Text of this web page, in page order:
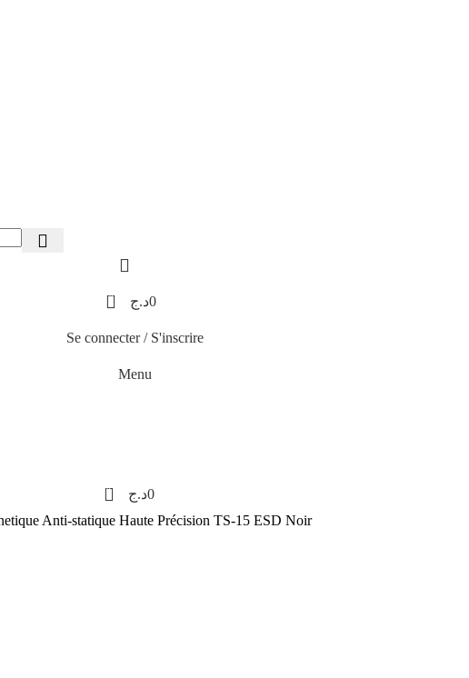
0 0د.ج
Se connecter / S'inscrire
Menu
0 0د.ج
Anti-statique Haute Précision TS-15 ESD Noir